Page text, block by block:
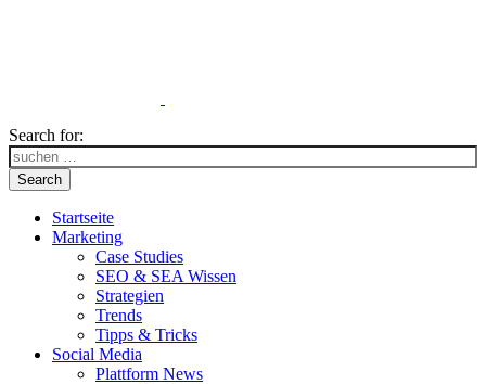
Search for:
Search
Startseite
Marketing
Case Studies
SEO & SEA Wissen
Strategien
Trends
Tipps & Tricks
Social Media
Plattform News